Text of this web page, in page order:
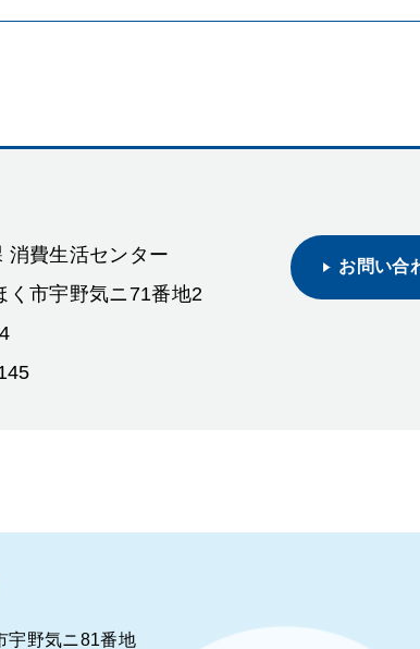
消費生活センター
く市宇野気ニ71番地2
お問い合
野気ニ81番地